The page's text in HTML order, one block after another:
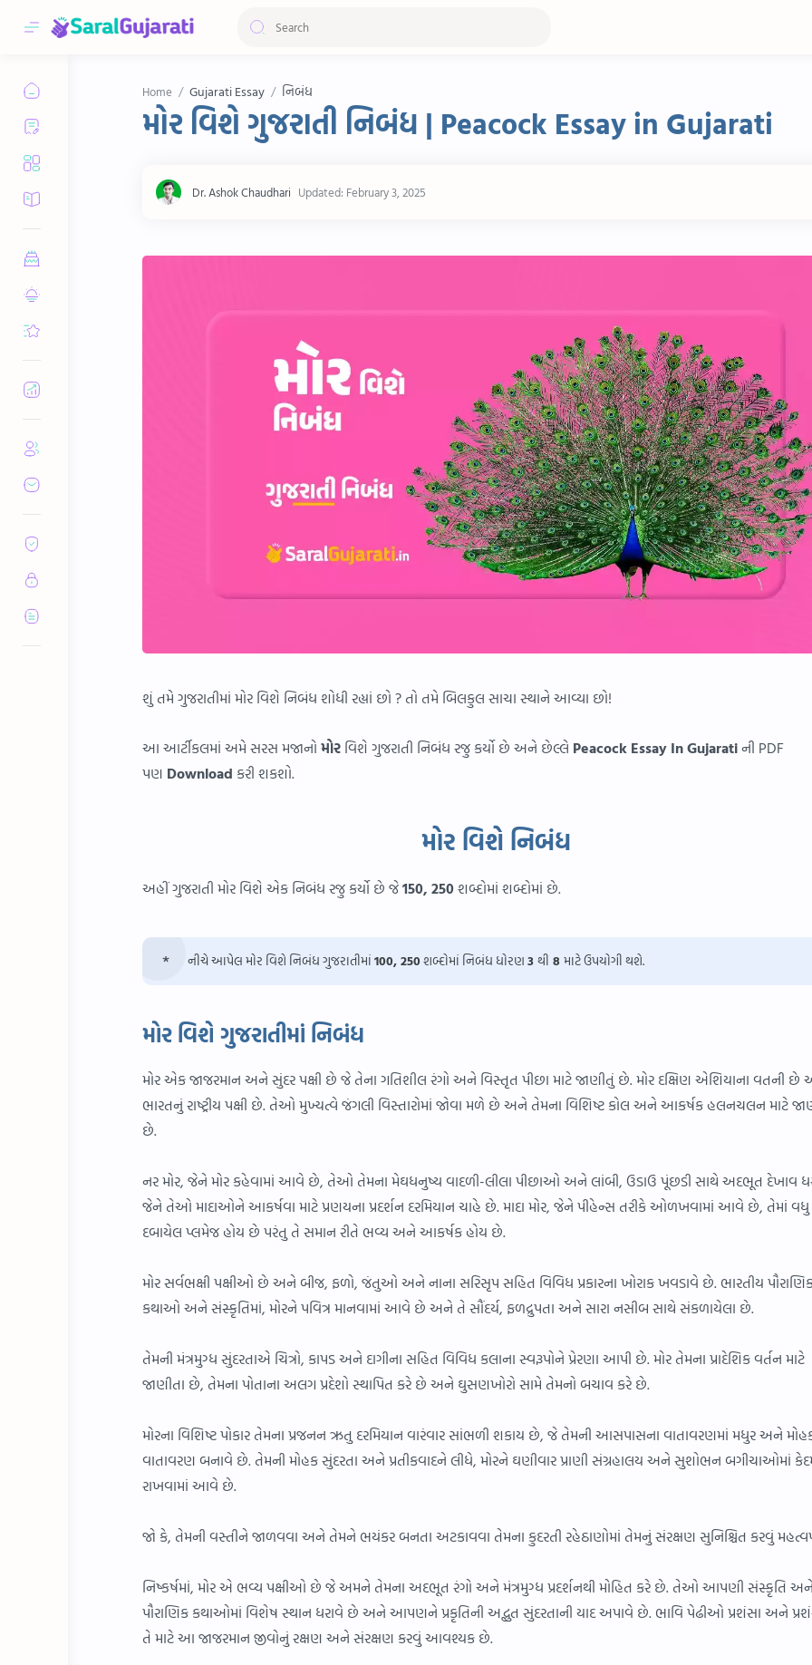
Home Gujarati Essay નિબંધ
મોર વિશે ગુજરાતી નિબંધ | Peacock Essay in Gujarati
શું તમે ગુજરાતીમાં મોર વિશે નિબંધ શોધી રહ્યાં છો ? તો તમે બિલકુલ સાચા સ્થાને આવ્યા છો!
આ આર્ટીકલમાં અમે સરસ મજાનો મોર વિશે ગુજરાતી નિબંધ રજુ કર્યો છે અને છેલ્લે Peacock Essay In Gujaratiની PDF
પણ Download કરી શકશો.
મોર વિશે નિબંધ
અહીં ગુજરાતી મોર વિશે એક નિબંધ રજુ કર્યો છે જે150, 250શબ્દોમાં શબ્દોમાં છે.
નીચે આપેલ મોર વિશે નિબંધ ગુજરાતીમાં 100, 250શબ્દોમાં નિબંધ ધોરણ 3 થી 8 માટે ઉપયોગી થશે.
મોર વિશે ગુજરાતીમાં નિબંધ
મોર એક જાજરમાન અને સુંદર પક્ષી છે જે તેના ગતિશીલ રંગો અને વિસ્તૃત પીછા માટે જાણીતું છે. મોર દક્ષિણ એશિયાના વતની
ભારતનું રાષ્ટ્રીય પક્ષી છે. તેઓ મુખ્યત્વે જંગલી વિસ્તારોમાં જોવા મળે છે અને તેમના વિશિષ્ટ કોલ અને આકર્ષક હલનચલન માટે
છે.
નર મોર, જેને મોર કહેવામાં આવે છે, તેઓ તેમના મેઘધનુષ્ય વાદળી-લીલા પીછાઓ અને લાંબી, ઉડાઉ પૂંછડી સાથે અદભૂત દેખાવ
જેને તેઓ માદાઓને આકર્ષવા માટે પ્રણયના પ્રદર્શન દરમિયાન ચાહે છે. માદા મોર, જેને પીહેન્સ તરીકે ઓળખવામાં આવે છે, તેમાં વધુ
દબાયેલ પ્લમેજ હોય છે પરંતુ તે સમાન રીતે ભવ્ય અને આકર્ષક હોય છે.
મોર સર્વભક્ષી પક્ષીઓ છે અને બીજ, ફળો, જંતુઓ અને નાના સરિસૃપ સહિત વિવિધ પ્રકારના ખોરાક ખવડાવે છે. ભારતીય
કથાઓ અને સંસ્કૃતિમાં, મોરને પવિત્ર માનવામાં આવે છે અને તે સૌંદર્ય, ફળદ્રુપતા અને સારા નસીબ સાથે સંકળાયેલા છે.
તેમની મંત્રમુગ્ધ સુંદરતાએ ચિત્રો, કાપડ અને દાગીના સહિત વિવિધ કલાના સ્વરૂપોને પ્રેરણા આપી છે. મોર તેમના પ્રાદેશિક વર્તન માટે
જાણીતા છે, તેમના પોતાના અલગ પ્રદેશો સ્થાપિત કરે છે અને ઘુસણખોરો સામે તેમનો બચાવ કરે છે.
મોરના વિશિષ્ટ પોકાર તેમના પ્રજનન ઋતુ દરમિયાન વારંવાર સાંભળી શકાય છે, જે તેમની આસપાસના વાતાવરણમાં મધુર અને
વાતાવરણ બનાવે છે. તેમની મોહક સુંદરતા અને પ્રતીકવાદને લીધે, મોરને ઘણીવાર પ્રાણી સંગ્રહાલય અને સુશોભન બગીચાઓમાં
રાખવામાં આવે છે.
જો કે, તેમની વસ્તીને જાળવવા અને તેમને ભયંકર બનતા અટકાવવા તેમના કુદરતી રહેઠાણોમાં તેમનું સંરક્ષણ સુનિશ્ચિત કરવું
નિષ્કર્ષમાં, મોર એ ભવ્ય પક્ષીઓ છે જે અમને તેમના અદભૂત રંગો અને મંત્રમુગ્ધ પ્રદર્શનથી મોહિત કરે છે. તેઓ આપણી સંસ્કૃતિ અને
પૌરાણિક કથાઓમાં વિશેષ સ્થાન ધરાવે છે અને આપણને પ્રકૃતિની અદ્ભુત સુંદરતાની યાદ અપાવે છે. ભાવિ પેઢીઓ પ્રશંસા અને
તે માટે આ જાજરમાન જીવોનું રક્ષણ અને સંરક્ષણ કરવું આવશ્યક છે.